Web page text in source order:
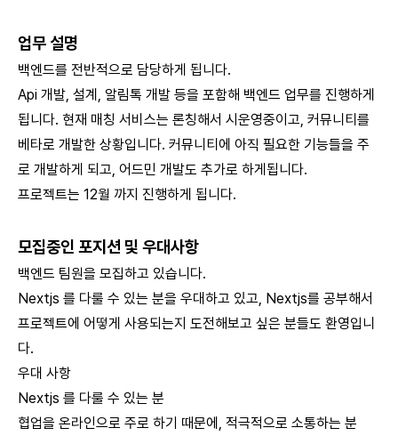
업무 설명
백엔드를 전반적으로 담당하게 됩니다.
Api 개발, 설계, 알림톡 개발 등을 포함해 백엔드 업무를 진행하게
됩니다. 현재 매칭 서비스는 론칭해서 시운영중이고, 커뮤니티를
베타로 개발한 상황입니다. 커뮤니티에 아직 필요한 기능들을 주
로 개발하게 되고, 어드민 개발도 추가로 하게됩니다.
프로젝트는 12월 까지 진행하게 됩니다.
모집중인 포지션 및 우대사항
백엔드 팀원을 모집하고 있습니다.
Nextjs 를 다룰 수 있는 분을 우대하고 있고, Nextjs를 공부해서
프로젝트에 어떻게 사용되는지 도전해보고 싶은 분들도 환영입니
다.
우대 사항
Nextjs 를 다룰 수 있는 분
협업을 온라인으로 주로 하기 때문에, 적극적으로 소통하는 분